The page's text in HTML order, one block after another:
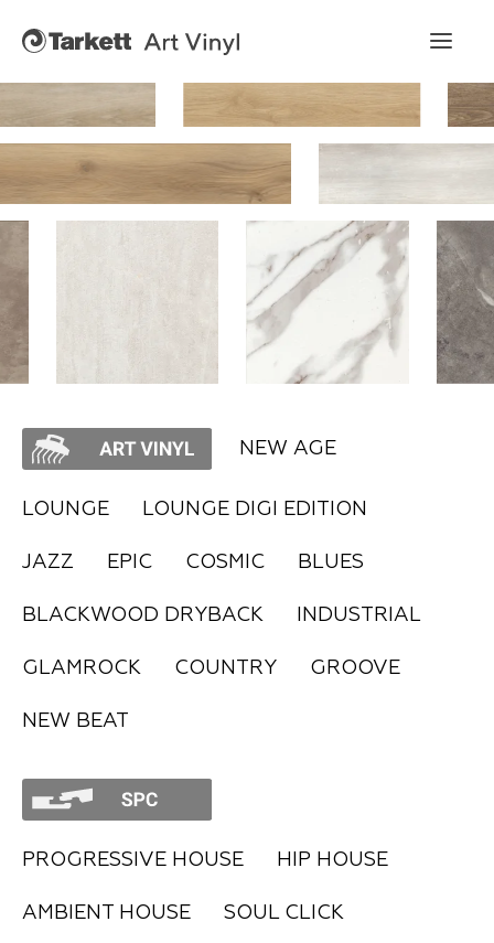
NEW AGE
LOUNGE LOUNGE DIGI EDITION
JAZZ EPIC COSMIC BLUES
BLACKWOOD DRYBACK INDUSTRIAL
GLAMROCK COUNTRY GROOVE
NEW BEAT
PROGRESSIVE HOUSE HIP HOUSE
AMBIENT HOUSE SOUL CLICK
Art Vinyl
Коллекции
Укладка
Конструктор интерьера
Art Vinyl в интерьере
Где купить